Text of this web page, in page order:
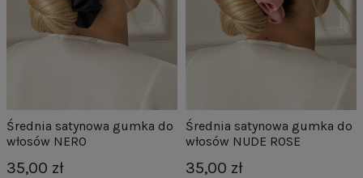
Średnia satynowa gumka do
włosów NERO
35,00 zł
Średnia satynowa gumka do
włosów NUDE ROSE
35,00 zł